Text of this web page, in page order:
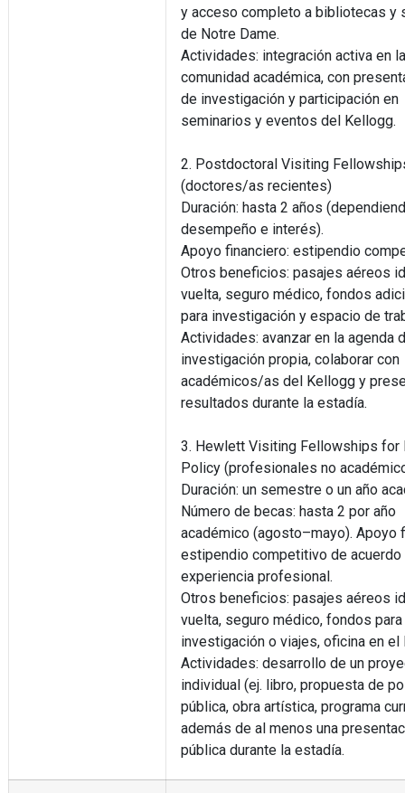
y acceso completo a bibliotecas y
de Notre Dame.
Actividades: integración activa en la
comunidad académica, con
de investigación y participación en
seminarios y eventos del Kellogg.
2. Postdoctoral Visiting
(doctores/as recientes)
Duración: hasta 2 años
desempeño e interés).
Apoyo financiero: estipendio
Otros beneficios: pasajes aéreos
vuelta, seguro médico, fondos
para investigación y espacio de
Actividades: avanzar en la agenda
investigación propia, colaborar con
académicos/as del Kellogg y
resultados durante la estadía.
3. Hewlett Visiting Fellowships for
Policy (profesionales no
Duración: un semestre o un año
Número de becas: hasta 2 por año
académico (agosto–mayo). Apoyo
estipendio competitivo de acuerdo
experiencia profesional.
Otros beneficios: pasajes aéreos
vuelta, seguro médico, fondos para
investigación o viajes, oficina en el
Actividades: desarrollo de un
individual (ej. libro, propuesta de
pública, obra artística, programa
además de al menos una
pública durante la estadía.